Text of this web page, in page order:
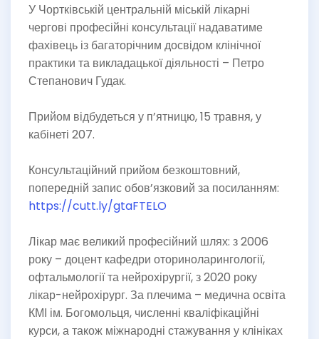
У Чортківській центральній міській лікарні
чергові професійні консультації надаватиме
фахівець із багаторічним досвідом клінічної
практики та викладацької діяльності – Петро
Степанович Гудак.
Прийом відбудеться у п’ятницю, 15 травня, у
кабінеті 207.
Консультаційний прийом безкоштовний,
попередній запис обов’язковий за посиланням:
https://cutt.ly/gtaFTELO
Лікар має великий професійний шлях: з 2006
року – доцент кафедри оториноларингології,
офтальмології та нейрохірургії, з 2020 року
лікар-нейрохірург. За плечима – медична освіта
КМІ ім. Богомольця, численні кваліфікаційні
курси, а також міжнародні стажування у клініках